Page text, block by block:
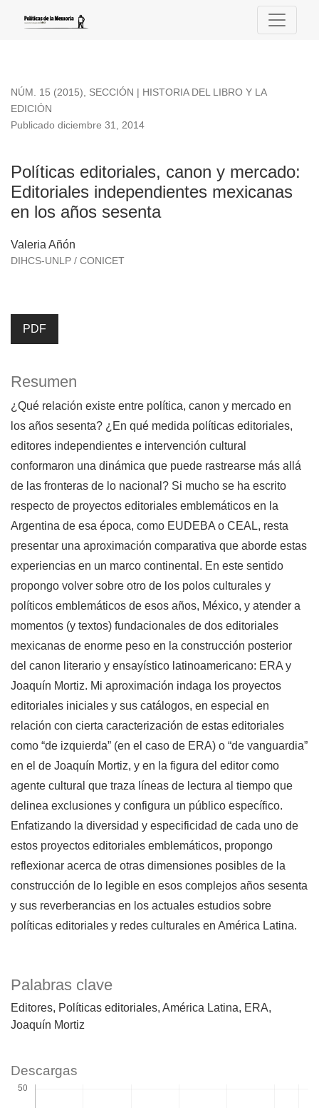
NÚM. 15 (2015), SECCIÓN | HISTORIA DEL LIBRO Y LA
EDICIÓN
Políticas editoriales, canon y mercado:
Editoriales independientes mexicanas
en los años sesenta
Publicado diciembre 31, 2014
Valeria Añón
DIHCS-UNLP / CONICET
PDF
Palabras clave
Editores Políticas editoriales América Latina
ERA
Joaquín Mortiz
Resumen
¿Qué relación existe entre política, canon y mercado en
los años sesenta? ¿En qué medida políticas editoriales,
editores independientes e intervención cultural
conformaron una dinámica que puede rastrearse más allá
de las fronteras de lo nacional? Si mucho se ha escrito
respecto de proyectos editoriales emblemáticos en la
Argentina de esa época, como EUDEBA o CEAL, resta
presentar una aproximación comparativa que aborde estas
experiencias en un marco continental. En este sentido
propongo volver sobre otro de los polos culturales y
políticos emblemáticos de esos años, México, y atender a
momentos (y textos) fundacionales de dos editoriales
mexicanas de enorme peso en la construcción posterior
del canon literario y ensayístico latinoamericano: ERA y
Joaquín Mortiz. Mi aproximación indaga los proyectos
editoriales iniciales y sus catálogos, en especial en
relación con cierta caracterización de estas editoriales
como “de izquierda” (en el caso de ERA) o “de vanguardia”
en el de Joaquín Mortiz, y en la figura del editor como
agente cultural que traza líneas de lectura al tiempo que
delinea exclusiones y configura un público específico.
Enfatizando la diversidad y especificidad de cada uno de
estos proyectos editoriales emblemáticos, propongo
reflexionar acerca de otras dimensiones posibles de la
construcción de lo legible en esos complejos años sesenta
y sus reverberancias en los actuales estudios sobre
políticas editoriales y redes culturales en América Latina.
Descargas